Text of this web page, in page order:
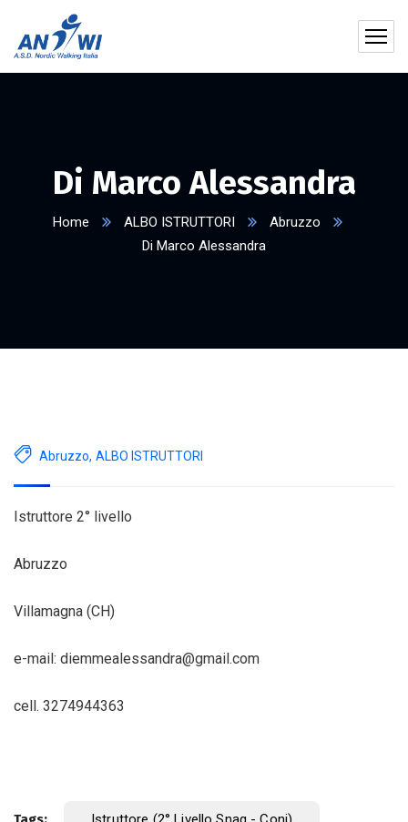
Di Marco Alessandra
Home ALBO ISTRUTTORI
Abruzzo
Di Marco Alessandra
Abruzzo, ALBO ISTRUTTORI
Istruttore 2° livello
Abruzzo
Villamagna (CH)
e-mail: diemmealessandra@gmail.com
cell. 3274944363